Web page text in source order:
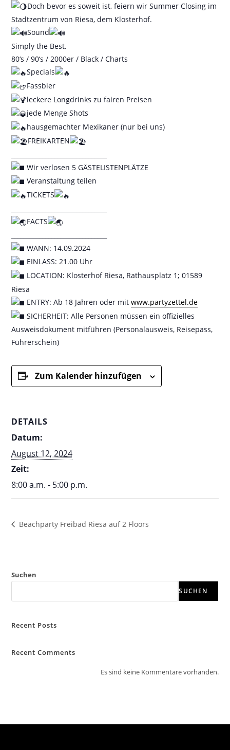
Doch bevor es soweit ist, feiern wir Summer Closing im
Stadtzentrum von Riesa, dem Klosterhof.
Sound
Simply the Best.
80‘s / 90‘s / 2000er / Black / Charts
Specials
Fassbier
leckere Longdrinks zu fairen Preisen
jede Menge Shots
hausgemachter Mexikaner (nur bei uns)
FREIKARTEN
Wir verlosen 5 GÄSTELISTENPLÄTZE
Veranstaltung teilen
TICKETS
FACTS
WANN: 14.09.2024
EINLASS: 21.00 Uhr
LOCATION: Klosterhof Riesa, Rathausplatz 1; 01589
Riesa
ENTRY: Ab 18 Jahren oder mitwww.partyzettel.de
SICHERHEIT: Alle Personen müssen ein offizielles
Ausweisdokument mitführen (Personalausweis, Reisepass,
Führerschein)
Zum Kalender hinzufügen
DETAILS
Datum:
August 12, 2024
Zeit:
8:00 a.m. - 5:00 p.m.
Beachparty Freibad Riesa auf 2 Floors
Suchen
SUCHEN
Recent Posts
Recent Comments
Es sind keine Kommentare vorhanden.